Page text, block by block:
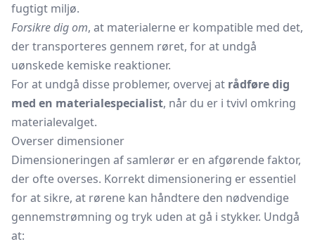
fugtigt miljø.
Forsikre dig om, at materialerne er kompatible med det,
der transporteres gennem røret, for at undgå
uønskede kemiske reaktioner.
For at undgå disse problemer, overvej at rådføre dig
med en materialespecialist, når du er i tvivl omkring
materialevalget.
Overser dimensioner
Dimensioneringen af samlerør er en afgørende faktor,
der ofte overses. Korrekt dimensionering er essentiel
for at sikre, at rørene kan håndtere den nødvendige
gennemstrømning og tryk uden at gå i stykker. Undgå
at: